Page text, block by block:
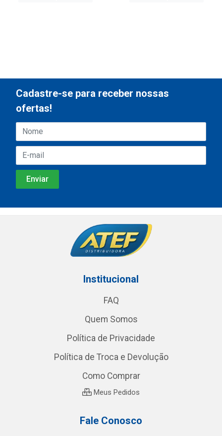
Cadastre-se para receber nossas
ofertas!
Institucional
FAQ
Quem Somos
Política de Privacidade
Política de Troca e Devolução
Como Comprar
Meus Pedidos
Fale Conosco